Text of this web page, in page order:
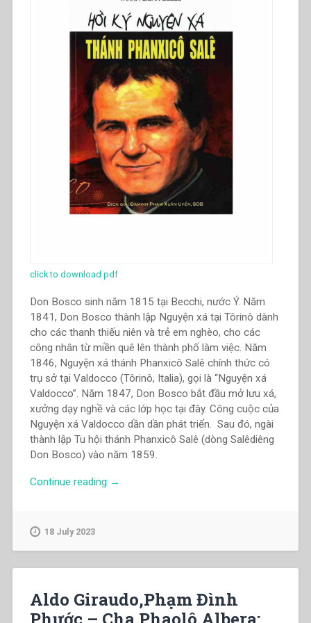
Nuova
edizione-
5””
click to download pdf
Don Bosco sinh năm 1815 tại Becchi, nước Ý. Năm
1841, Don Bosco thành lập Nguyện xá tại Tôrinô dành
cho các thanh thiếu niên và trẻ em nghèo, cho các
công nhân từ miền quê lên thành phố làm việc. Năm
1846, Nguyện xá thánh Phanxicô Salê chính thức có
trụ sở tại Valdocco (Tôrinô, Italia), gọi là “Nguyện xá
Valdocco”. Năm 1847, Don Bosco bắt đầu mở lưu xá,
xưởng dạy nghề và các lớp học tại đây. Công cuộc của
Nguyện xá Valdocco dần dần phát triển. Sau đó, ngài
thành lập Tu hội thánh Phanxicô Salê (dòng Salêdiêng
Don Bosco) vào năm 1859.
Continue reading “Phạm
xá
thánh
→
18 July 2023
Aldo Giraudo,Phạm Đình
Phước – Cha Phaolô Albera: